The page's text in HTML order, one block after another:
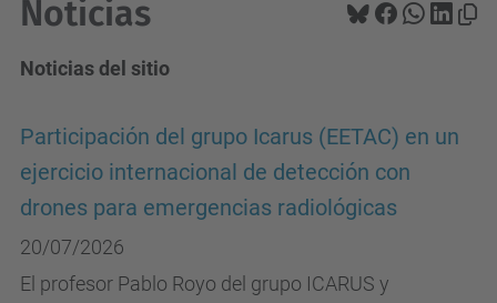
Noticias
Noticias del sitio
Participación del grupo Icarus (EETAC) en un
ejercicio internacional de detección con
drones para emergencias radiológicas
20/07/2026
El profesor Pablo Royo del grupo ICARUS y